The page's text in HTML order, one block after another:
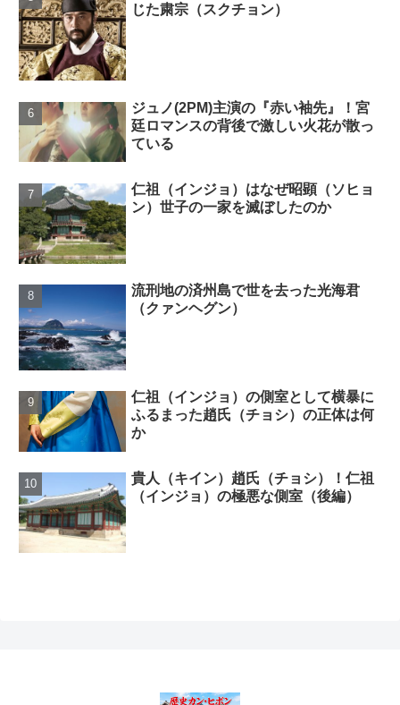
じた粛宗（スクチョン）
ジュノ(2PM)主演の『赤い袖先』！宮
廷ロマンスの背後で激しい火花が散っ
ている
仁祖（インジョ）はなぜ昭顕（ソヒョ
ン）世子の一家を滅ぼしたのか
流刑地の済州島で世を去った光海君
（クァンヘグン）
仁祖（インジョ）の側室として横暴に
ふるまった趙氏（チョシ）の正体は何
か
貴人（キイン）趙氏（チョシ）！仁祖
（インジョ）の極悪な側室（後編）